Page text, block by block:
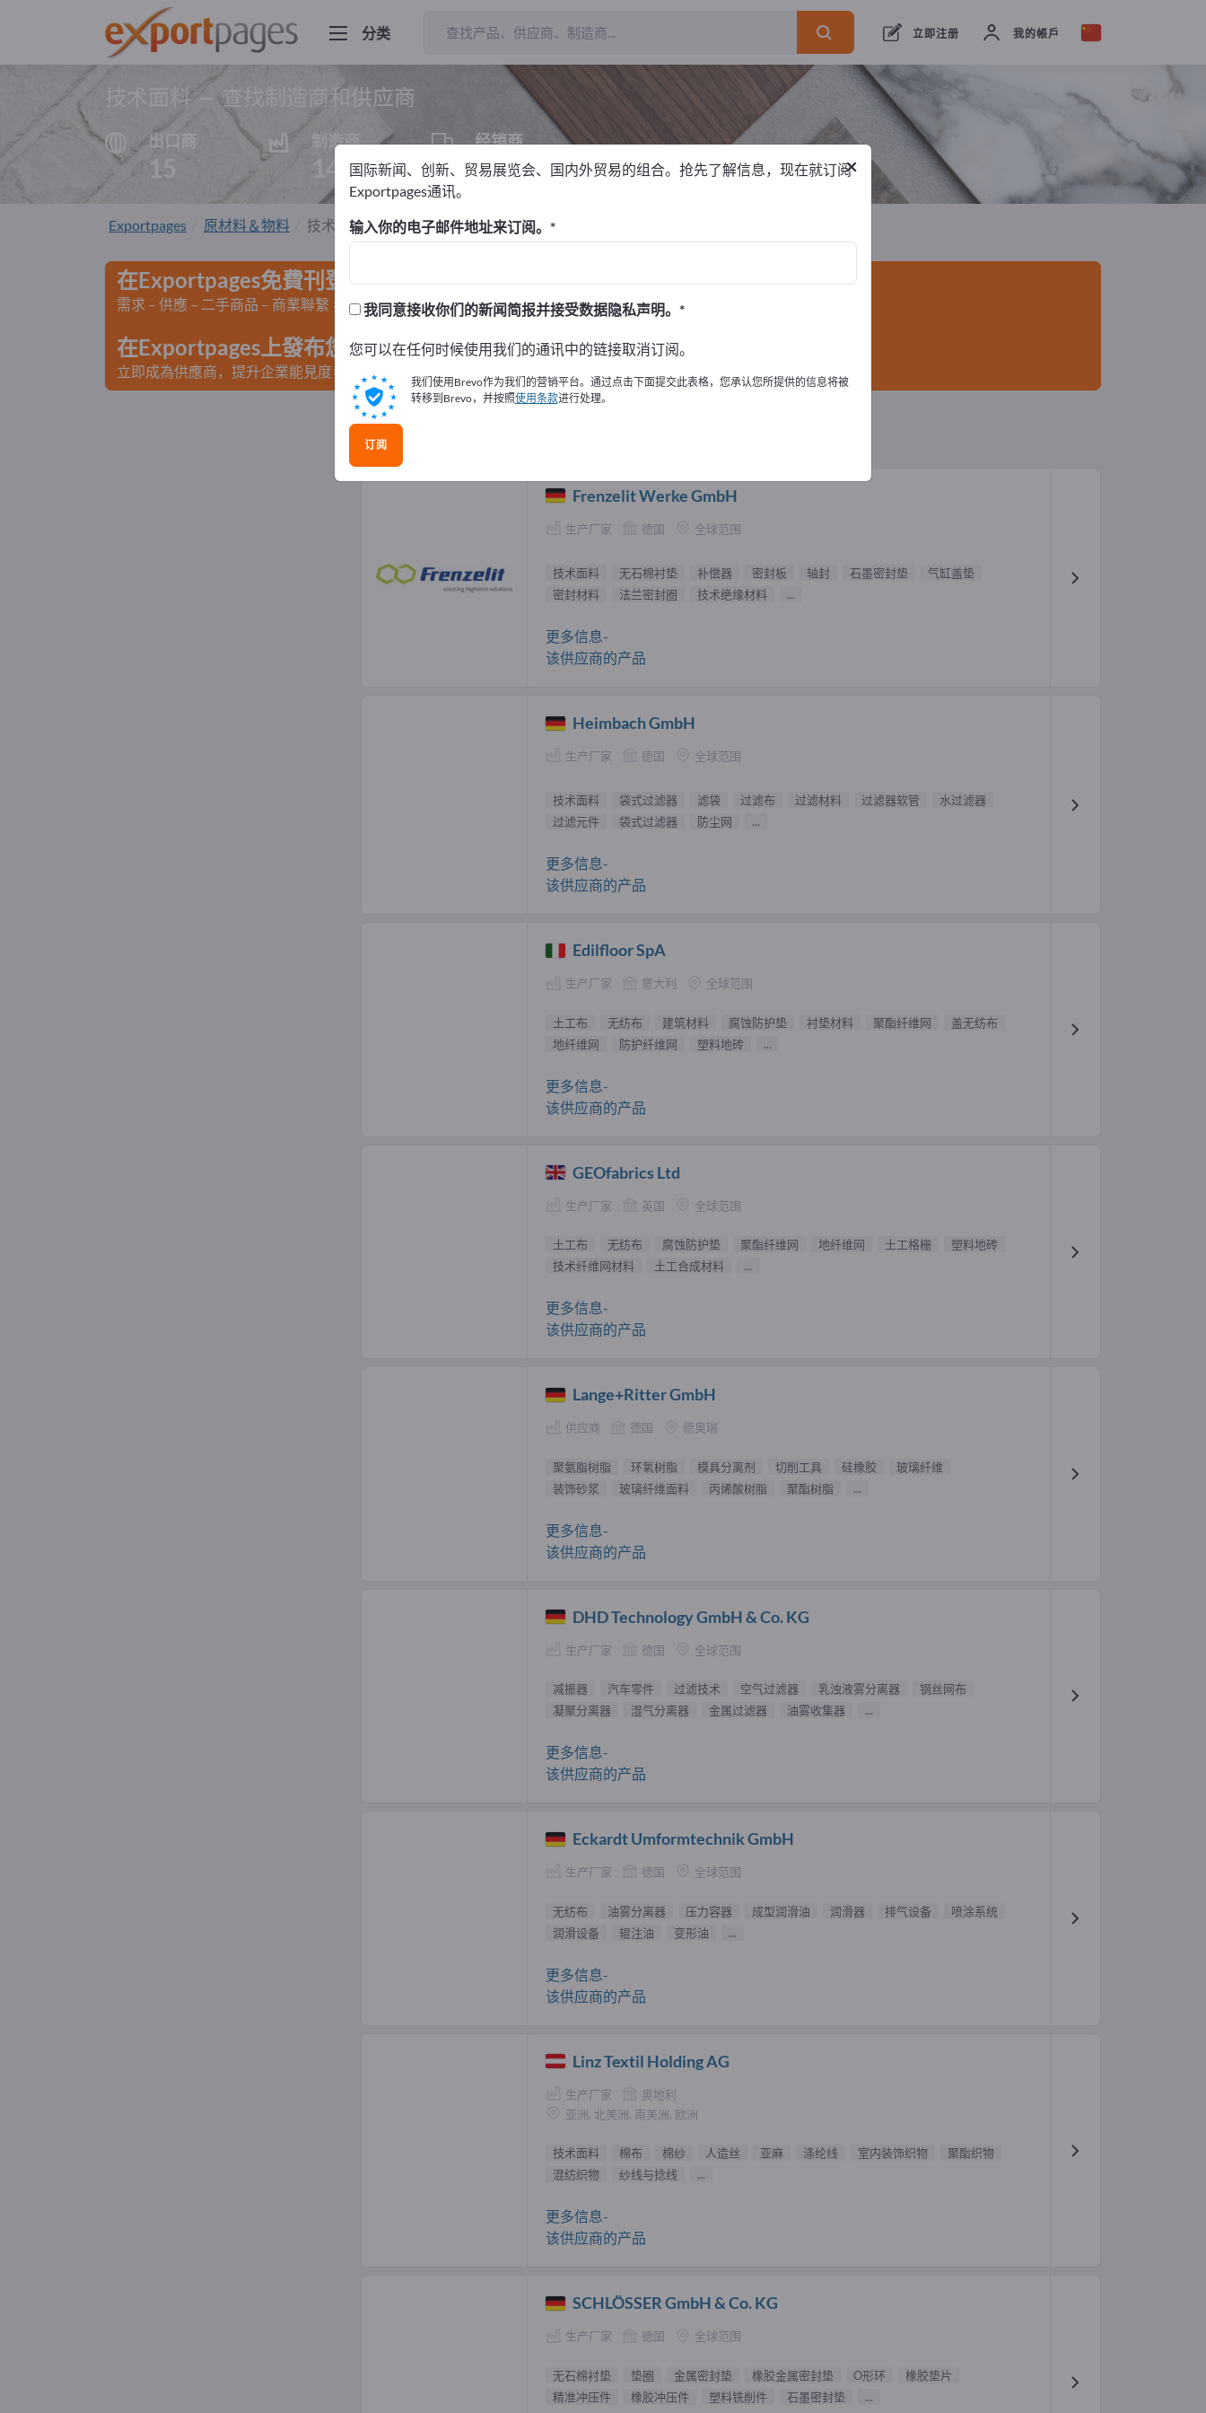
分类 立即注册 我的帳戶
技术面料 – 查找制造商和供应商
出口商
15
制造商
14
经销商
1
出口商15 制造商14 经销商
Exportpages 原材料＆物料 技术面料
在Exportpages免費刊登廣告！
需求 – 供應 – 二手商品 – 商業聯繫 >> 由此開始
在Exportpages上發布您的公司與產品資訊。
立即成為供應商，提升企業能見度>> 點此發布資訊
技术面料 供應商 (15)
Frenzelit Werke GmbH
生产厂家 德国 全球范围
技术面料 无石棉衬垫 补偿器 密封板 轴封 石墨密封垫
气缸盖垫
密封材料
法兰密封圈 技术绝缘材料 ...
更多信息-
该供应商的产品
Heimbach GmbH
生产厂家 德国 全球范围
技术面料 袋式过滤器 滤袋 过滤布 过滤材料 过滤器软管
水过滤器
过滤元件
袋式过滤器 防尘网 ...
更多信息-
该供应商的产品
Edilfloor SpA
生产厂家 意大利 全球范围
土工布 无纺布 建筑材料 腐蚀防护垫 衬垫材料 聚酯纤维网
盖无纺布
地纤维网
防护纤维网 塑料地砖 ...
更多信息-
该供应商的产品
GEOfabrics Ltd
生产厂家 英国 全球范围
土工布 无纺布 腐蚀防护垫 聚酯纤维网 地纤维网 土工格栅
塑料地砖
技术纤维网材料
土工合成材料 ...
更多信息-
该供应商的产品
Lange+Ritter GmbH
供应商 德国 德奥瑞
聚氨脂树脂 环氧树脂 模具分离剂 切削工具 硅橡胶
玻璃纤维
装饰砂浆
玻璃纤维面料 丙烯酸树脂 聚酯树脂 ...
更多信息-
该供应商的产品
DHD Technology GmbH & Co. KG
生产厂家 德国 全球范围
减振器 汽车零件 过滤技术 空气过滤器 乳浊液雾分离器
钢丝网布
凝聚分离器
湿气分离器 金属过滤器 油雾收集器 ...
更多信息-
该供应商的产品
Eckardt Umformtechnik GmbH
生产厂家 德国 全球范围
无纺布 油雾分离器 压力容器 成型润滑油 润滑器 排气设备
喷涂系统
润滑设备
辊注油 变形油 ...
更多信息-
该供应商的产品
Linz Textil Holding AG
生产厂家
奥地利
亚洲, 北美洲, 南美洲, 欧洲
技术面料 棉布 棉纱 人造丝 亚麻 涤纶线 室内装饰织物
聚酯织物
混纺织物
纱线与捻线 ...
更多信息-
该供应商的产品
SCHLÖSSER GmbH & Co. KG
生产厂家 德国 全球范围
无石棉衬垫 垫圈 金属密封垫 橡胶金属密封垫 O形环
橡胶垫片
精准冲压件
橡胶冲压件 塑料铣削件 石墨密封垫 ...
×
国际新闻、创新、贸易展览会、国内外贸易的组合。抢先了解信息，现在就订阅
Exportpages通讯。
输入你的电子邮件地址来订阅。
我同意接收你们的新闻简报并接受数据隐私声明。
您可以在任何时候使用我们的通讯中的链接取消订阅。
我们使用Brevo作为我们的营销平台。通过点击下面提交此表格，您承认您所提供的信息将被
转移到Brevo，并按照使用条款进行处理。
订阅